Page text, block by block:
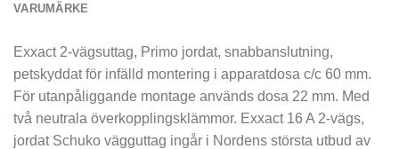
VARUMÄRKE
Exxact 2-vägsuttag, Primo jordat, snabbanslutning,
petskyddat för infälld montering i apparatdosa c/c 60 mm.
För utanpåliggande montage används dosa 22 mm. Med
två neutrala överkopplingsklämmor. Exxact 16 A 2-vägs,
jordat Schuko vägguttag ingår i Nordens största utbud av